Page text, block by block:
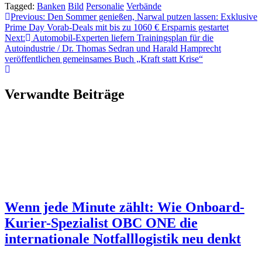
Tagged: Banken Bild Personalie Verbände
Beitragsnavigation
Previous: Den Sommer genießen, Narwal putzen lassen: Exklusive
Prime Day Vorab-Deals mit bis zu 1060 € Ersparnis gestartet
Next:
Automobil-Experten liefern Trainingsplan für die
Autoindustrie / Dr. Thomas Sedran und Harald Hamprecht
veröffentlichen gemeinsames Buch „Kraft statt Krise“
Verwandte Beiträge
Wenn jede Minute zählt: Wie Onboard-
Kurier-Spezialist OBC ONE die
internationale Notfalllogistik neu denkt